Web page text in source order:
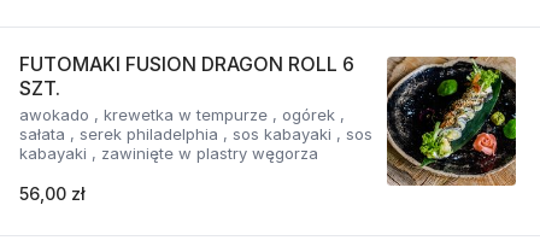
FUTOMAKI FUSION DRAGON ROLL 6
SZT.
awokado , krewetka w tempurze , ogórek ,
sałata , serek philadelphia , sos kabayaki , sos
kabayaki , zawinięte w plastry węgorza
56,00 zł